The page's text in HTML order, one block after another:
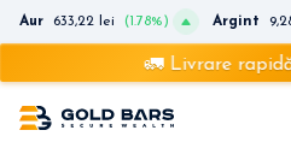
Aur 633,22 lei (1.78%) Argint
🚛 Livrare rapidă